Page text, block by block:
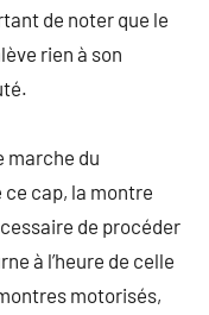
de noter que le
rien à son
marche du
cap, la montre
de procéder
à l’heure de celle
motorisés,